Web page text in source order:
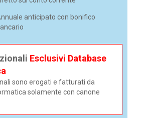
anticipato con bonifico
Esclusivi Database
sono erogati e fatturati da
solamente con canone